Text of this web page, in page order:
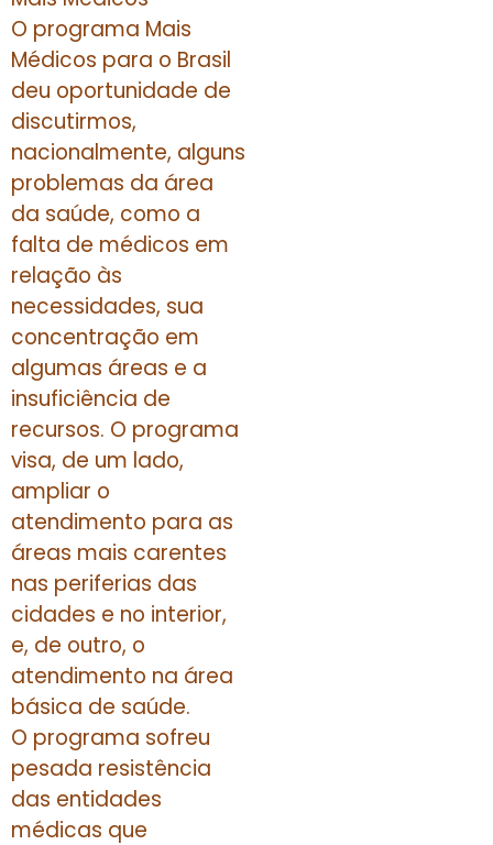
O programa Mais
Médicos para o Brasil
deu oportunidade de
discutirmos,
nacionalmente, alguns
problemas da área
da saúde, como a
falta de médicos em
relação às
necessidades, sua
concentração em
algumas áreas e a
insuficiência de
recursos. O programa
visa, de um lado,
ampliar o
atendimento para as
áreas mais carentes
nas periferias das
cidades e no interior,
e, de outro, o
atendimento na área
básica de saúde.
O programa sofreu
pesada resistência
das entidades
médicas que